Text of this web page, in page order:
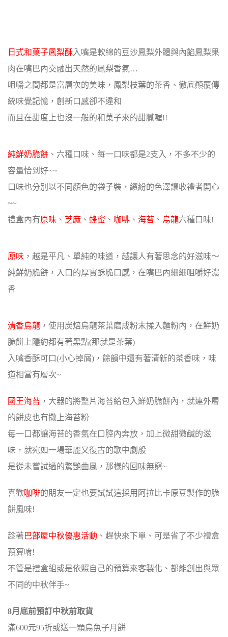
日式和菓子鳳梨酥入嘴是軟綿的豆沙鳳梨外體與內餡鳳梨果
肉在嘴巴內交融出天然的鳳梨香氣…
咀嚼之間都是富層次的美味，鳳梨枝葉的茶香、徹底顚覆傳
統味覺記憶，創新口感卻不違和
而且在甜度上也沒一般的和菓子來的甜膩喔!!
純鮮奶脆餅 、六種口味、每一口味都是2支入，不多不少的
容量恰到好~~
口味也分別以不同顏色的袋子裝，繽紛的色澤讓收禮者開心
~~
禮盒內有原味 、 芝麻 、 蜂蜜 、 咖啡 、 海苔 、 烏龍六種口味!
原味 ，越是平凡、單純的味道，越讓人有著思念的好滋味～
純鮮奶脆餅，入口的厚實酥脆口感，在嘴巴內細細咀嚼好濃
香
清香烏龍 ，使用炭焙烏龍茶葉磨成粉末揉入麵粉內，在鮮奶
脆餅上隱約都有著黑點(那就是茶葉)
入嘴香酥可口(小心掉屑)，餘韻中還有著清新的茶香味，味
道相當有層次~
國王海苔 ，大器的將整片海苔給包入鮮奶脆餅內，就連外層
的餅皮也有撒上海苔粉
每一口都讓海苔的香氣在口腔內奔放，加上微甜微鹹的滋
味，就宛如一場華麗又復古的歌中劇般
是從未嘗試過的驚艷曲風，那樣的回味無窮~
喜歡咖啡的朋友一定也要試試這採用阿拉比卡原豆製作的脆
餅風味!
趁著 巴部屋中秋優惠活動 、趕快來下單、可是省了不少禮盒
預算唷!
不管是禮盒組或是依照自己的預算來客製化、都能創出與眾
不同的中秋伴手~
8月底前預訂中秋前取貨
滿600元95折或送一顆烏魚子月餅